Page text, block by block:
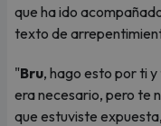
que ha ido
texto de
"Bru, hago esto por ti
era necesario, pero te
que estuviste